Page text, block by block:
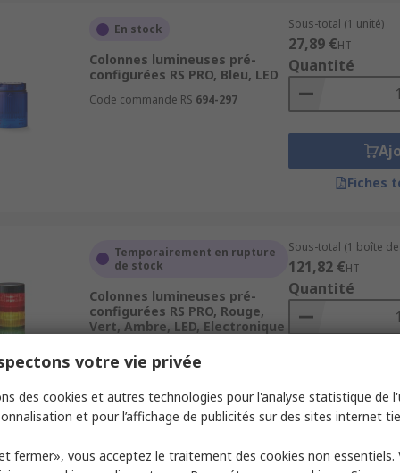
En stock
Colonnes lumineuses pré-
configurées RS PRO, Bleu, LED
Code commande RS 694-297
Sous-total (1 unité)
27,89 €HT
Quantité
Fiches
Temporairement en rupture
de stock
Colonnes lumineuses pré-
configurées RS PRO, Rouge,
Vert, Ambre, LED, Electronique
Sous-total (1 boîte
121,82 €HT
Quantité
Fiches
Sous-total (1 boîte de
votre vie privée
des cookies et autres technologies pour l'analyse statistique de
et pour l’affichage de publicités sur des sites internet
fermer», vous acceptez le traitement des cookies non essentiels.